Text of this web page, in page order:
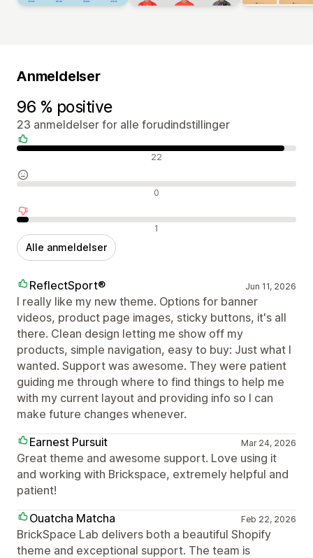
Anmeldelser
96 % positive
23 anmeldelser for alle forudindstillinger
Positive anmeldelser 22
Neutrale anmeldelser 0
Negative anmeldelser 1
Alle anmeldelser
ReflectSport® Jun 11, 2026
I really like my new theme. Options for banner
videos, product page images, sticky buttons, it's all
there. Clean design letting me show off my
products, simple navigation, easy to buy: Just what I
wanted. Support was awesome. They were patient
guiding me through where to find things to help me
with my current layout and providing info so I can
make future changes whenever.
Earnest Pursuit
Mar 24, 2026
Great theme and awesome support. Love using it
and working with Brickspace, extremely helpful and
patient!
Ouatcha Matcha
Feb 22, 2026
BrickSpace Lab delivers both a beautiful Shopify
theme and exceptional support. The team is